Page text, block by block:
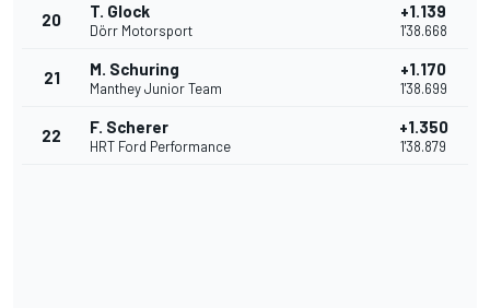
20 T. Glock
Dörr Motorsport
+1.139
1'38.668
21 M. Schuring
Manthey Junior Team
+1.170
1'38.699
22 F. Scherer
HRT Ford Performance
+1.350
1'38.879